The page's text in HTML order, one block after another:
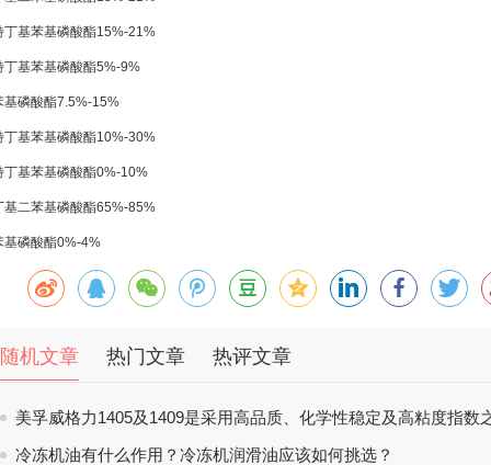
丁基苯基磷酸酯15%-21%
丁基苯基磷酸酯5%-9%
基磷酸酯7.5%-15%
丁基苯基磷酸酯10%-30%
丁基苯基磷酸酯0%-10%
基二苯基磷酸酯65%-85%
基磷酸酯0%-4%
随机文章 热门文章 热评文章
美孚威格力1405及1409是采用高品质、化学性稳定及高粘度指数
冷冻机油有什么作用？冷冻机润滑油应该如何挑选？